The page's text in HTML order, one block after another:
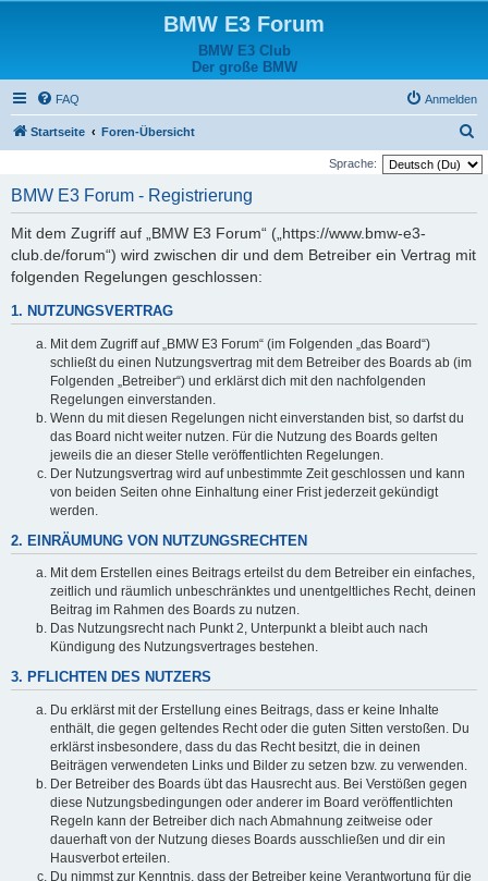
BMW E3 Forum
BMW E3 Club
Der große BMW
FAQ Anmelden
Startseite Foren-Übersicht
u
Sprache:
BMW E3 Forum - Registrierung
Mit dem Zugriff auf „BMW E3 Forum“ („https://www.bmw-e3-
club.de/forum“) wird zwischen dir und dem Betreiber ein Vertrag mit
folgenden Regelungen geschlossen:
1. NUTZUNGSVERTRAG
Mit dem Zugriff auf „BMW E3 Forum“ (im Folgenden „das Board“)
schließt du einen Nutzungsvertrag mit dem Betreiber des Boards ab (im
Folgenden „Betreiber“) und erklärst dich mit den nachfolgenden
Regelungen einverstanden.
Wenn du mit diesen Regelungen nicht einverstanden bist, so darfst du
das Board nicht weiter nutzen. Für die Nutzung des Boards gelten
jeweils die an dieser Stelle veröffentlichten Regelungen.
Der Nutzungsvertrag wird auf unbestimmte Zeit geschlossen und kann
von beiden Seiten ohne Einhaltung einer Frist jederzeit gekündigt
werden.
2. EINRÄUMUNG VON NUTZUNGSRECHTEN
Mit dem Erstellen eines Beitrags erteilst du dem Betreiber ein einfaches,
zeitlich und räumlich unbeschränktes und unentgeltliches Recht, deinen
Beitrag im Rahmen des Boards zu nutzen.
Das Nutzungsrecht nach Punkt 2, Unterpunkt a bleibt auch nach
Kündigung des Nutzungsvertrages bestehen.
3. PFLICHTEN DES NUTZERS
Du erklärst mit der Erstellung eines Beitrags, dass er keine Inhalte
enthält, die gegen geltendes Recht oder die guten Sitten verstoßen. Du
erklärst insbesondere, dass du das Recht besitzt, die in deinen
Beiträgen verwendeten Links und Bilder zu setzen bzw. zu verwenden.
Der Betreiber des Boards übt das Hausrecht aus. Bei Verstößen gegen
diese Nutzungsbedingungen oder anderer im Board veröffentlichten
Regeln kann der Betreiber dich nach Abmahnung zeitweise oder
dauerhaft von der Nutzung dieses Boards ausschließen und dir ein
Hausverbot erteilen.
Du nimmst zur Kenntnis, dass der Betreiber keine Verantwortung für die